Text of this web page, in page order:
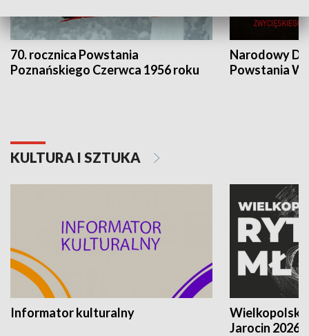
70. rocznica Powstania
Poznańskiego Czerwca 1956 roku
Narodowy
Powstania
KULTURA I SZTUKA
Informator kulturalny
Jarocin 2026